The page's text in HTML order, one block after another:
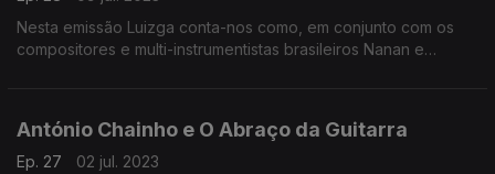
Nesta emissão Luizga conta-nos como, em conjunto com os
compositores e multi-instrumentistas brasileiros Nanan e
António Chainho e O Abraço da Guitarra
Ep. 27
02 jul. 2023